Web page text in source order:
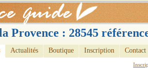
Provence : 28545
Actualités Boutique Inscription Contact